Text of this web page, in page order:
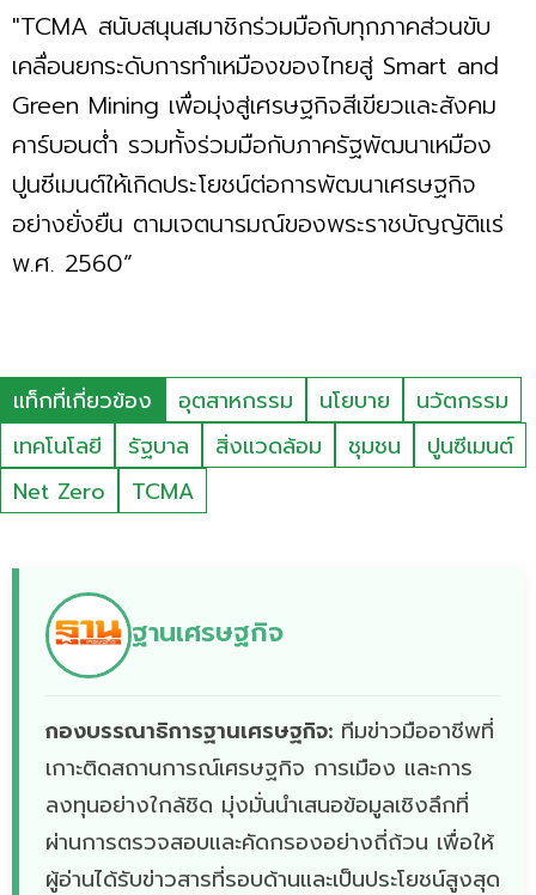
"TCMA สนับสนุนสมาชิกร่วมมือกับทุกภาคส่วนขับ
เคลื่อนยกระดับการทำเหมืองของไทยสู่ Smart and
Green Mining เพื่อมุ่งสู่เศรษฐกิจสีเขียวและสังคม
คาร์บอนต่ำ รวมทั้งร่วมมือกับภาครัฐพัฒนาเหมือง
ปูนซีเมนต์ให้เกิดประโยชน์ต่อการพัฒนาเศรษฐกิจ
อย่างยั่งยืน ตามเจตนารมณ์ของพระราชบัญญัติแร่
พ.ศ. 2560”
แท็กที่เกี่ยวข้อง อุตสาหกรรม นโยบาย
นวัตกรรม
เทคโนโลยี
รัฐบาล สิ่งแวดล้อม ชุมชน
ปูนซีเมนต์
Net Zero
TCMA
ฐานเศรษฐกิจ
กองบรรณาธิการฐานเศรษฐกิจ: ทีมข่าวมืออาชีพที่
เกาะติดสถานการณ์เศรษฐกิจ การเมือง และการ
ลงทุนอย่างใกล้ชิด มุ่งมั่นนำเสนอข้อมูลเชิงลึกที่
ผ่านการตรวจสอบและคัดกรองอย่างถี่ถ้วน เพื่อให้
ผู้อ่านได้รับข่าวสารที่รอบด้านและเป็นประโยชน์สูงสุด